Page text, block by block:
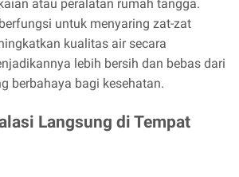
atau peralatan rumah tangga.
untuk menyaring zat-zat
kualitas air secara
lebih bersih dan bebas dari
berbahaya bagi kesehatan.
Langsung di Tempat